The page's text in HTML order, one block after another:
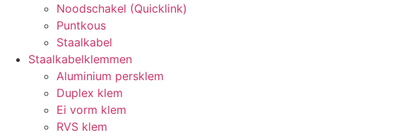
Noodschakel (Quicklink)
Puntkous
Staalkabel
Staalkabelklemmen
Aluminium persklem
Duplex klem
Ei vorm klem
RVS klem